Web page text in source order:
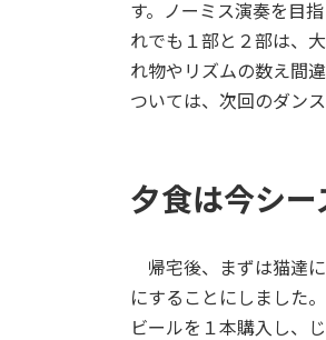
す。ノーミス演奏を目
れでも１部と２部は、
れ物やリズムの数え間
ついては、次回のダン
夕食は今シ
帰宅後、まずは猫達
にすることにしました
ビールを１本購入し、